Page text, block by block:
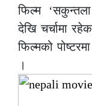
फिल्म
देखि चर्चामा
फिल्मको
।